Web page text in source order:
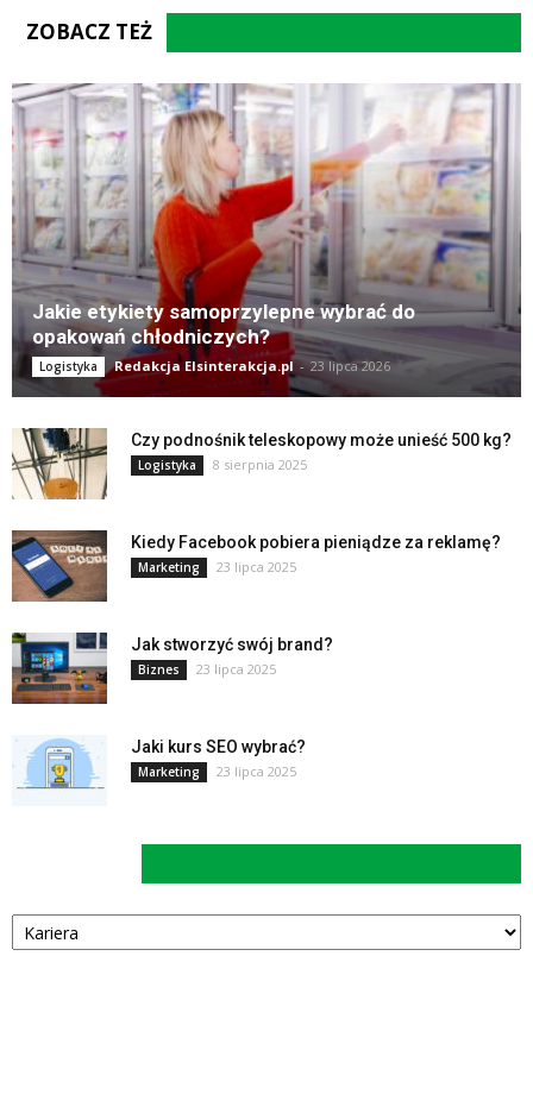
ZOBACZ TEŻ
Jakie etykiety samoprzylepne wybrać do
opakowań chłodniczych?
Logistyka Redakcja Elsinterakcja.pl - 23 lipca 2026
Czy podnośnik teleskopowy może unieść 500 kg?
Logistyka 8 sierpnia 2025
Kiedy Facebook pobiera pieniądze za reklamę?
Marketing 23 lipca 2025
Jak stworzyć swój brand?
Biznes 23 lipca 2025
Jaki kurs SEO wybrać?
Marketing 23 lipca 2025
Kategorie